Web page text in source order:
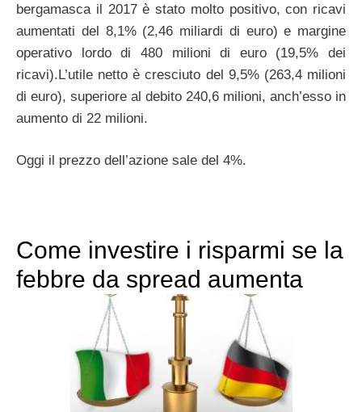
bergamasca il 2017 è stato molto positivo, con ricavi
aumentati del 8,1% (2,46 miliardi di euro) e margine
operativo lordo di 480 milioni di euro (19,5% dei
ricavi).L’utile netto è cresciuto del 9,5% (263,4 milioni
di euro), superiore al debito 240,6 milioni, anch’esso in
aumento di 22 milioni.
Oggi il prezzo dell’azione sale del 4%.
Come investire i risparmi se la
febbre da spread aumenta